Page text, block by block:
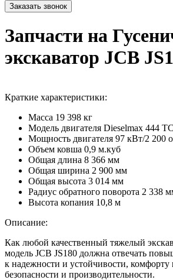
Запчасти на
экскаватор JCB
Краткие характеристики:
Масса 19 398 кг
Модель двигателя Dieselmax 444
Мощность двигателя 97 кВт/2 200
Объем ковша 0,9 м.куб
Общая длина 8 366 мм
Общая ширина 2 900 мм
Общая высота 3 014 мм
Радиус обратного поворота 2 338
Высота копания 10,8 м
Описание:
Как любой качественный тяжелый
модель JCB JS180 должна отвечать
к надежности и устойчивости, комфорту
безопасности и производительности.